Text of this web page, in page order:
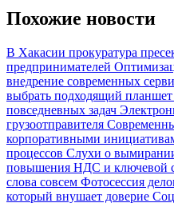
Похожие новости
В Хакасии прокуратура
предпринимателей
внедрение современных
выбрать подходящий
повседневных задач
грузоотправителя
корпоративными
процессов Слухи о
повышения НДС и ключевой
слова совсем Фотосессия
который внушает доверие